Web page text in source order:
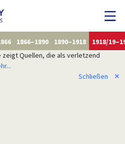
1866–1890 1890–1918
1918/
zeigt Quellen, die als verletzend
Schließen
✕